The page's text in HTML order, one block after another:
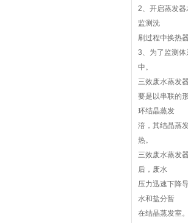
2、开启蒸发
监测洗
刷过程中换热
3、为了监测
中。
三效废水蒸发
要是以串联的
环结晶蒸发
涪，其结晶蒸
热。
三效废水蒸发
后，废水
压力迅速下降
水和盐分暂
在结晶蒸发室。